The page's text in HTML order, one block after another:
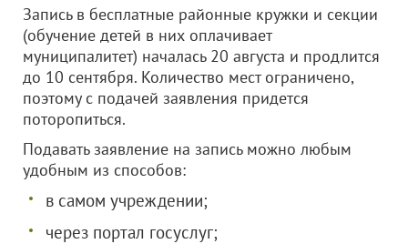
Запись в бесплатные районные кружки и секции
(обучение детей в них оплачивает
муниципалитет) началась 20 августа и продлится
до 10 сентября. Количество мест ограничено,
поэтому с подачей заявления придется
поторопиться.
Подавать заявление на запись можно любым
удобным из способов:
в самом учреждении;
через портал госуслуг;